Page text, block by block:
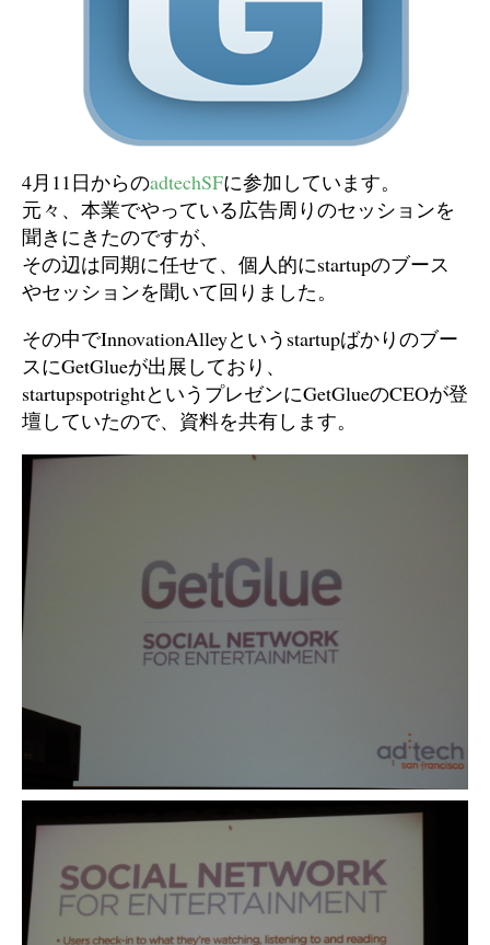
4月11日からのadtechSFに参加しています。
元々、本業でやっている広告周りのセッションを
聞きにきたのですが、
その辺は同期に任せて、個人的にstartupのブース
やセッションを聞いて回りました。
その中でInnovationAlleyというstartupばかりのブー
スにGetGlueが出展しており、
startupspotrightというプレゼンにGetGlueのCEOが登
壇していたので、資料を共有します。